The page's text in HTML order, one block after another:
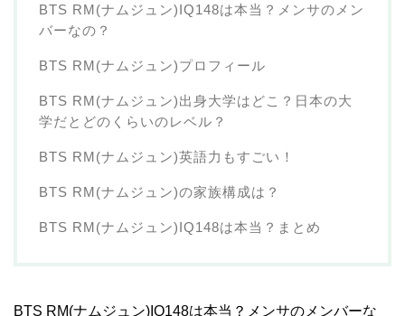
BTS RM(ナムジュン)IQ148は本当？メンサのメン
バーなの？
BTS RM(ナムジュン)プロフィール
BTS RM(ナムジュン)出身大学はどこ？日本の大
学だとどのくらいのレベル？
BTS RM(ナムジュン)英語力もすごい！
BTS RM(ナムジュン)の家族構成は？
BTS RM(ナムジュン)IQ148は本当？まとめ
BTS RM(ナムジュン)IQ148は本当？メンサのメンバーな